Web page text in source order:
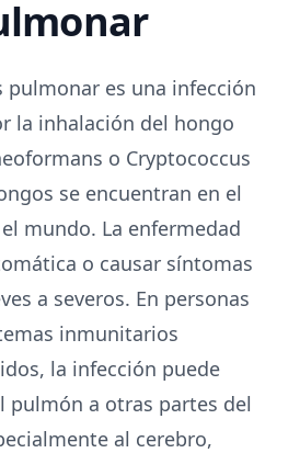
pulmonar es una infección
la inhalación del hongo
o Cryptococcus
se encuentran en el
mundo. La enfermedad
o causar síntomas
a severos. En personas
inmunitarios
la infección puede
pulmón a otras partes del
al cerebro,